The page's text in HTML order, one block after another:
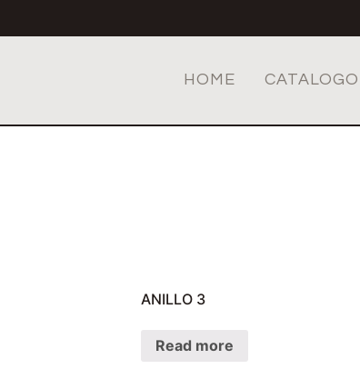
HOME CATALOGO
ANILLO 3
Read more